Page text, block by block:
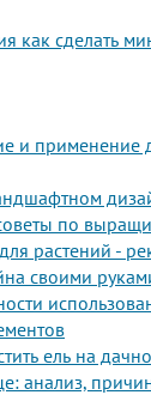
как сделать
и применение
по
для растений -
своими
ель на
анализ,